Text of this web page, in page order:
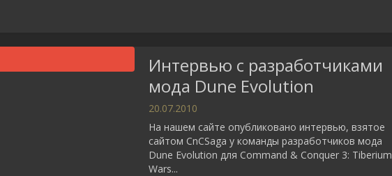
Интервью с разработчиками
мода Dune Evolution
20.07.2010
На нашем сайте опубликовано интервью, взятое
сайтом CnCSaga у команды разработчиков мода
Dune Evolution для Command & Conquer 3: Tiberium
Wars...